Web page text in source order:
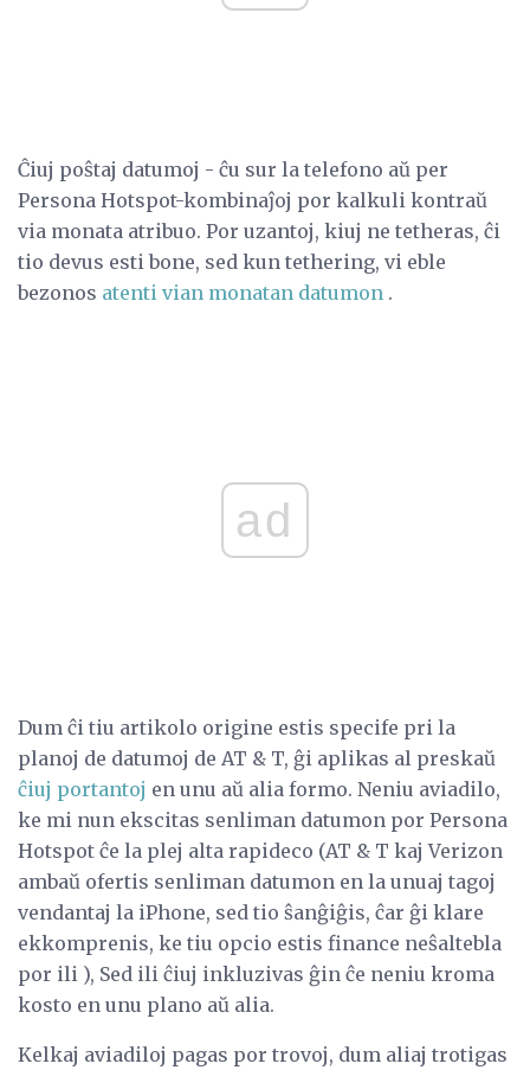
Ĉiuj poŝtaj datumoj - ĉu sur la telefono aŭ per
Persona Hotspot-kombinaĵoj por kalkuli kontraŭ
via monata atribuo. Por uzantoj, kiuj ne tetheras, ĉi
tio devus esti bone, sed kun tethering, vi eble
bezonos atenti vian monatan datumon .
ad
Dum ĉi tiu artikolo origine estis specife pri la
planoj de datumoj de AT & T, ĝi aplikas al preskaŭ
ĉiuj portantoj en unu aŭ alia formo. Neniu aviadilo,
ke mi nun ekscitas senliman datumon por Persona
Hotspot ĉe la plej alta rapideco (AT & T kaj Verizon
ambaŭ ofertis senliman datumon en la unuaj tagoj
vendantaj la iPhone, sed tio ŝanĝiĝis, ĉar ĝi klare
ekkomprenis, ke tiu opcio estis finance neŝaltebla
por ili ), Sed ili ĉiuj inkluzivas ĝin ĉe neniu kroma
kosto en unu plano aŭ alia.
Kelkaj aviadiloj pagas por trovoj, dum aliaj trotigas